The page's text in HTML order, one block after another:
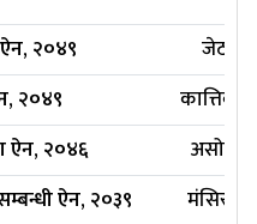
२०४९
जेठ ४,
२०४९
कात्तिक
ऐन, २०४६
असोज
ऐन, २०३९
मंसिर ६,